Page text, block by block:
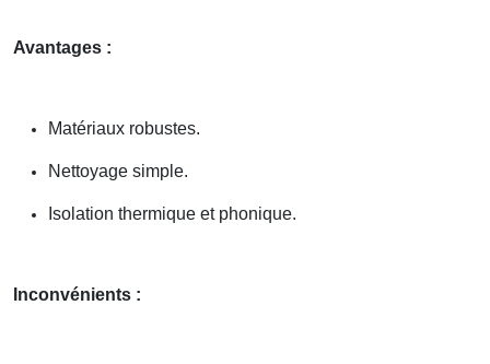
Avantages :
Matériaux robustes.
Nettoyage simple.
Isolation thermique et phonique.
Inconvénients :